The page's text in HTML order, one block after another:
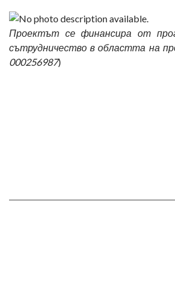
Проектът се финансира от
сътрудничество в областта на
000256987)